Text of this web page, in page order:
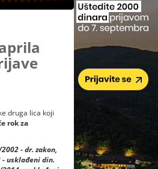
druga lica koji
rok za
- dr. zakon,
- usklađeni din.